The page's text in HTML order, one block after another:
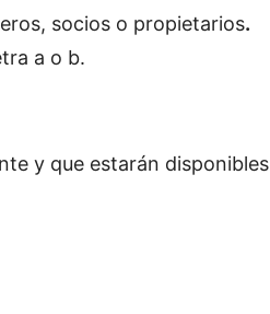
socios o propietarios.
a o b.
y que estarán disponibles